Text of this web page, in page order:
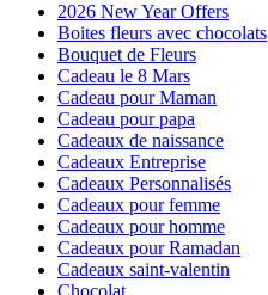
2026 New Year Offers
Boites fleurs avec chocolats
Bouquet de Fleurs
Cadeau le 8 Mars
Cadeau pour Maman
Cadeau pour papa
Cadeaux de naissance
Cadeaux Entreprise
Cadeaux Personnalisés
Cadeaux pour femme
Cadeaux pour homme
Cadeaux pour Ramadan
Cadeaux saint-valentin
Chocolat